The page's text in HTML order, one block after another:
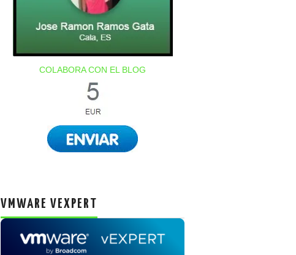
COLABORA CON EL BLOG
VMWARE VEXPERT